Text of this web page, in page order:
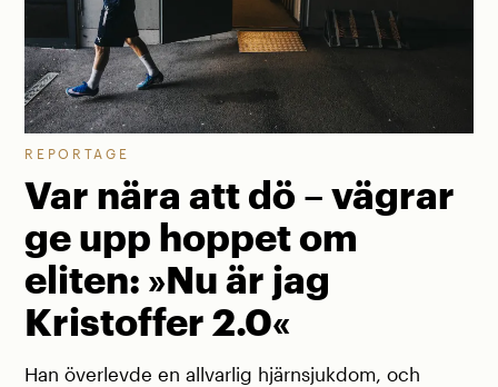
REPORTAGE
Var nära att dö – vägrar
ge upp hoppet om
eliten: »Nu är jag
Kristoffer 2.0«
Han överlevde en allvarlig hjärnsjukdom, och